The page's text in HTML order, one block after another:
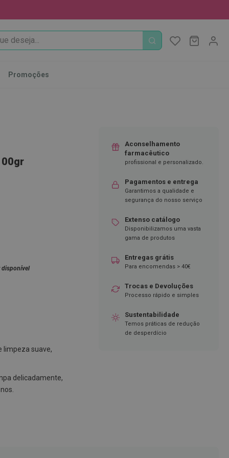
PROCURA O Meu
Promoções
disponível
limpeza suave,
delicadamente,
Aconselhamento
farmacêutico
profissional e personalizado.
Pagamentos e entrega
Garantimos a qualidade e
segurança do nosso serviço
Extenso catálogo
Disponibilizamos uma vasta
gama de produtos
Entregas grátis
Para encomendas > 40€
Trocas e Devoluções
Processo rápido e simples
Sustentabilidade
Temos práticas de redução
de desperdício